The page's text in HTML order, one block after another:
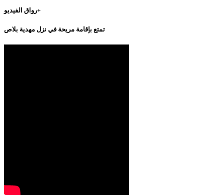
رواق الفيديو+
تمتع بإقامة مريحة في نزل مهدية بلاص